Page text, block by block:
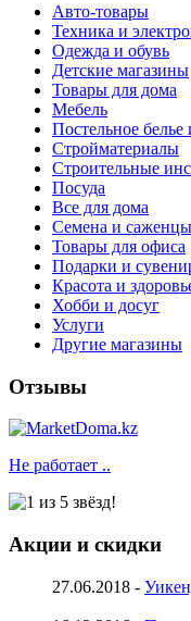
Авто-товары
Техника и
Одежда и обувь
Детские магазины
Товары для дома
Мебель
Постельное белье
Стройматериалы
Строительные
Посуда
Все для дома
Семена и саженцы
Товары для офиса
Подарки и
Красота и
Хобби и досуг
Услуги
Другие магазины
Отзывы
Не работает ..
Акции и скидки
27.06.2018 -